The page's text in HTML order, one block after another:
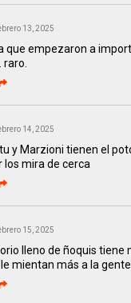
13, 2025
que empezaron a
14, 2025
y Marzioni tienen el
los mira de cerca
15, 2025
lleno de ñoquis tiene
mientan más a la